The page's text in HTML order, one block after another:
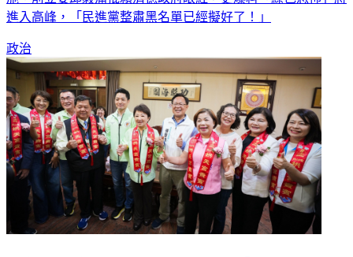
進入高峰，「民進黨整肅黑名單已經擬好了！」
政治